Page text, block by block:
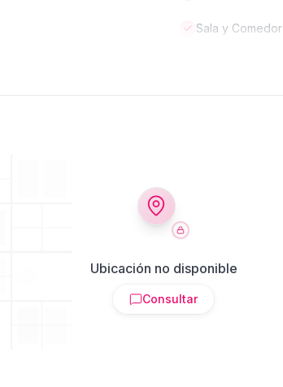
Sala y Comedor
Ubicación no disponible
Consultar